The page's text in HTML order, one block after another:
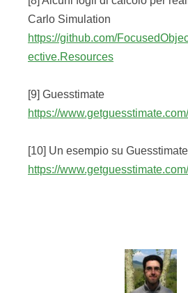
Carlo Simulation
https://github.com/
ective.Resources
[9] Guesstimate
https://www.getguesstimate.com/
[10] Un esempio su Guesstimate
https://